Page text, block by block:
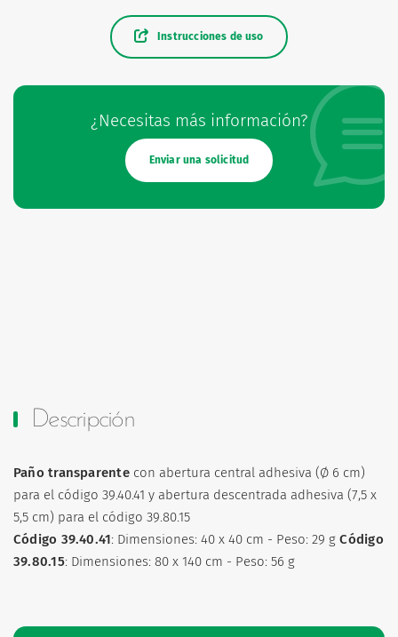
¿Necesitas más información?
Enviar una solicitud
Instrucciones de uso
Descripción
Paño transparente con abertura central adhesiva (Ø 6 cm)
para el código 39.40.41 y abertura descentrada adhesiva (7,5 x
5,5 cm) para el código 39.80.15
Código 39.40.41: Dimensiones: 40 x 40 cm - Peso: 29 gCódigo
39.80.15: Dimensiones: 80 x 140 cm - Peso: 56 g